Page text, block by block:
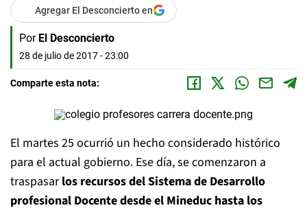
Agregar El Desconcierto en
Por El Desconcierto
28 de julio de 2017 - 23:00
Comparte esta nota:
El martes 25 ocurrió un hecho considerado histórico
para el actual gobierno. Ese día, se comenzaron a
traspasarlos recursos del Sistema de Desarrollo
profesional Docente desde el Mineduc hasta los